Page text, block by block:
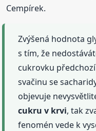
Cempírek.
Zvýšená hodnota
s tím, že
cukrovku
svačinu se
objevuje
cukru v krvi, tak
fenomén vede k